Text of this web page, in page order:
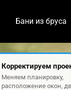
Бани из бруса
Корректируем
Меняем планировку,
расположение окон,